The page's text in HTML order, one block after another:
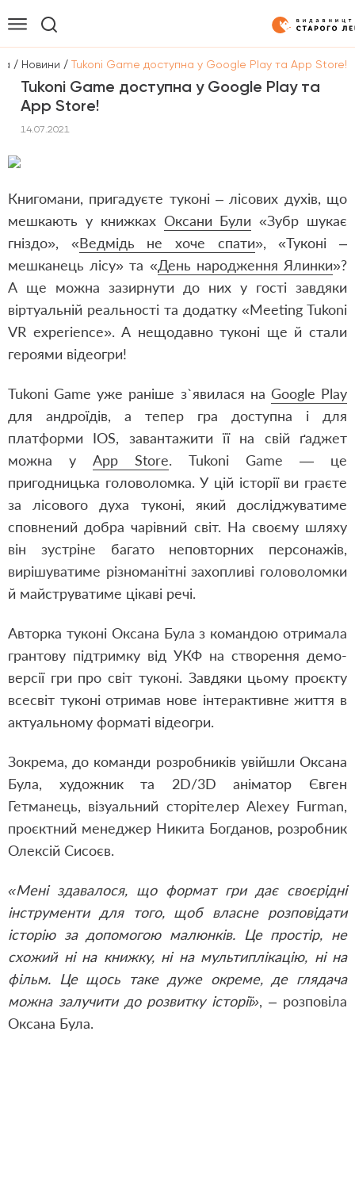
/ Новини / Tukoni Game доступна у Google Play та App Store!
Tukoni Game доступна у Google Play та
App Store!
14.07.2021
Книгомани, пригадуєте туконі – лісових духів, що
мешкають у книжках Оксани Були «Зубр шукає
гніздо», «Ведмідь не хоче спати», «Туконі –
мешканець лісу» та «День народження Ялинки»?
А ще можна зазирнути до них у гості завдяки
віртуальній реальності та додатку «Meeting Tukoni
VR experience». А нещодавно туконі ще й стали
героями відеогри!
Tukoni Game уже раніше з`явилася на Google Play
для андроїдів, а тепер гра доступна і для
платформи IOS, завантажити її на свій ґаджет
можна уApp Store. Tukoni Game — це
пригодницька головоломка. У цій історії ви граєте
за лісового духа туконі, який досліджуватиме
сповнений добра чарівний світ. На своєму шляху
він зустріне багато неповторних персонажів,
вирішуватиме різноманітні захопливі головоломки
й майструватиме цікаві речі.
Авторка туконі Оксана Була з командою отримала
грантову підтримку від УКФ на створення демо-
версії гри про світ туконі. Завдяки цьому проєкту
всесвіт туконі отримав нове інтерактивне життя в
актуальному форматі відеогри.
Зокрема, до команди розробників увійшли Оксана
Була, художник та 2D/3D аніматор Євген
Гетманець, візуальний сторітелер Alexey Furman,
проєктний менеджер Никита Богданов, розробник
Олексій Сисоєв.
«Мені здавалося, що формат гри дає своєрідні
інструменти для того, щоб власне розповідати
історію за допомогою малюнків. Це простір, не
схожий ні на книжку, ні на мультиплікацію, ні на
фільм. Це щось таке дуже окреме, де глядача
можна залучити до розвитку історії», – розповіла
Оксана Була.